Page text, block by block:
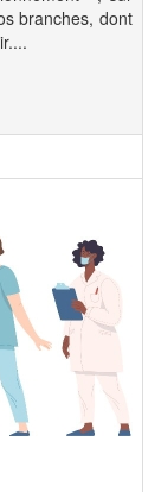
branches, dont